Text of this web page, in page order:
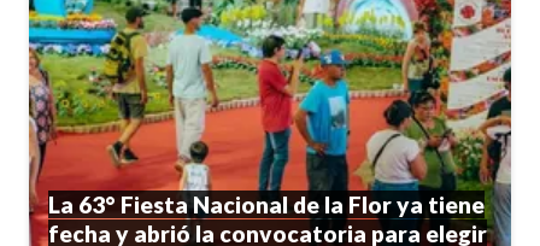
La 63° Fiesta Nacional de la Flor ya tiene
fecha y abrió la convocatoria para elegir